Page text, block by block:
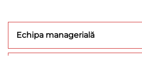
Echipa managerială